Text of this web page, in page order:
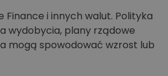
i innych walut. Polityka
wydobycia, plany rządowe
mogą spowodować wzrost lub